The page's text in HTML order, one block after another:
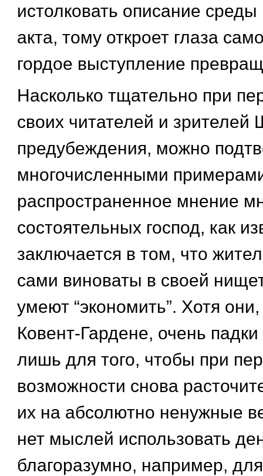
истолковать описание среды
акта, тому откроет глаза
гордое выступление
Насколько тщательно при
своих читателей и зрителей
предубеждения, можно
многочисленными
распространенное мнение
состоятельных господ, как
заключается в том, что
сами виноваты в своей
умеют “экономить”. Хотя
Ковент-Гардене, очень
лишь для того, чтобы при
возможности снова
их на абсолютно ненужные
нет мыслей использовать
благоразумно, например, для